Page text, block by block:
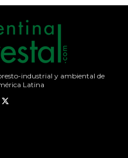
industrial y ambiental de
Latina